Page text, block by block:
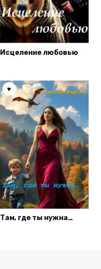
Исцеление любовью
Там, где ты нужна…